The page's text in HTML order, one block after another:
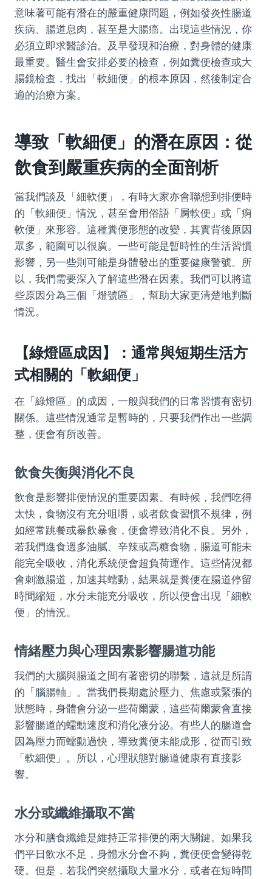
意味著可能有潛在的嚴重健康問題，例如發炎性腸道
疾病、腸道息肉，甚至是大腸癌。出現這些情況，你
必須立即求醫診治。及早發現和治療，對身體的健康
最重要。醫生會安排必要的檢查，例如糞便檢查或大
腸鏡檢查，找出「軟細便」的根本原因，然後制定合
適的治療方案。
導致「軟細便」的潛在原因：從
飲食到嚴重疾病的全面剖析
當我們談及「細軟便」，有時大家亦會聯想到排便時
的「軟細便」情況，甚至會用俗語「屙軟便」或「痾
軟便」來形容。這種糞便形態的改變，其實背後原因
眾多，範圍可以很廣。一些可能是暫時性的生活習慣
影響，另一些則可能是身體發出的重要健康警號。所
以，我們需要深入了解這些潛在因素。我們可以將這
些原因分為三個「燈號區」，幫助大家更清楚地判斷
情況。
【綠燈區成因】：通常與短期生活方
式相關的「軟細便」
在「綠燈區」的成因，一般與我們的日常習慣有密切
關係。這些情況通常是暫時的，只要我們作出一些調
整，便會有所改善。
飲食失衡與消化不良
飲食是影響排便情況的重要因素。有時候，我們吃得
太快，食物沒有充分咀嚼，或者飲食習慣不規律，例
如經常跳餐或暴飲暴食，便會導致消化不良。另外，
若我們進食過多油膩、辛辣或高糖食物，腸道可能未
能完全吸收，消化系統便會超負荷運作。這些情況都
會刺激腸道，加速其蠕動，結果就是糞便在腸道停留
時間縮短，水分未能充分吸收，所以便會出現「細軟
便」的情況。
情緒壓力與心理因素影響腸道功能
我們的大腦與腸道之間有著密切的聯繫，這就是所謂
的「腦腸軸」。當我們長期處於壓力、焦慮或緊張的
狀態時，身體會分泌一些荷爾蒙，這些荷爾蒙會直接
影響腸道的蠕動速度和消化液分泌。有些人的腸道會
因為壓力而蠕動過快，導致糞便未能成形，從而引致
「軟細便」。所以，心理狀態對腸道健康有直接影
響。
水分或纖維攝取不當
水分和膳食纖維是維持正常排便的兩大關鍵。如果我
們平日飲水不足，身體水分會不夠，糞便便會變得乾
硬。但是，若我們突然攝取大量水分，或者在短時間